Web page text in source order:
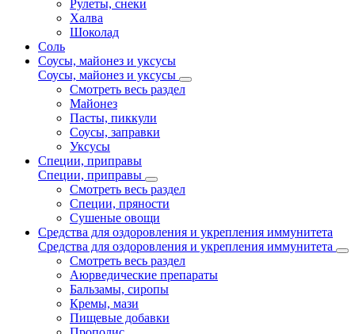
Рулеты, снеки
Халва
Шоколад
Соль
Соусы, майонез и уксусы
Соусы, майонез и уксусы
Смотреть весь раздел
Майонез
Пасты, пиккули
Соусы, заправки
Уксусы
Специи, приправы
Специи, приправы
Смотреть весь раздел
Специи, пряности
Сушеные овощи
Средства для оздоровления и укрепления иммунитета
Средства для оздоровления и укрепления иммунитета
Смотреть весь раздел
Аюрведические препараты
Бальзамы, сиропы
Кремы, мази
Пищевые добавки